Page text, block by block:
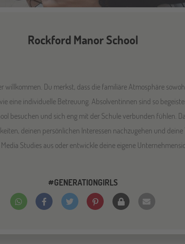
Rockford Manor School
Du merkst, dass die familiäre Atmosphäre
eine individuelle Betreuung. Absolventinnen sind so
besuchen und sich eng mit der Schule verbunden fühlen.
deinen persönlichen Interessen nachzugehen und
Studies aus oder entwickle deine eigene
#GENERATIONGIRLS